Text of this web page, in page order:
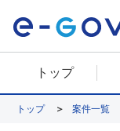
トップ
トップ 案件一覧